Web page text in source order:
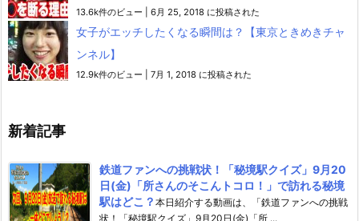
13.6k件のビュー 6月 25, 2018 に投稿された
女子がエッチしたくなる瞬間は？【東京ときめきチャ
ンネル】
12.9k件のビュー 7月 1, 2018 に投稿された
新着記事
鉄道ファンへの挑戦状！「秘境駅クイズ」9月20
日(金)「所さんのそこんトコロ！」で訪れる秘境
駅はどこ？ 本日紹介する動画は、「鉄道ファンへの挑戦
状！「秘境駅クイズ」9月20日(金)「所 ...